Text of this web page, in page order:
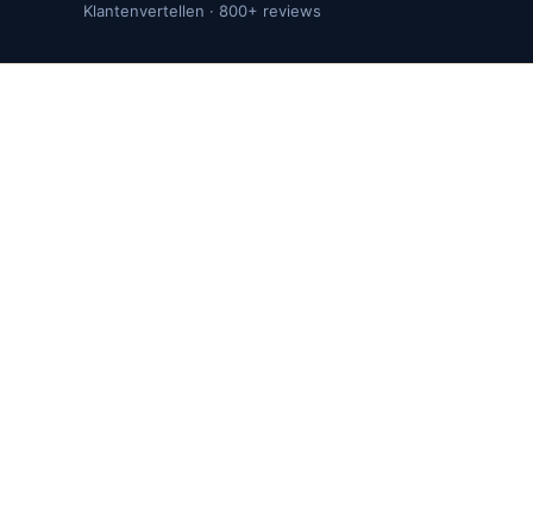
Klantenvertellen · 800+ reviews